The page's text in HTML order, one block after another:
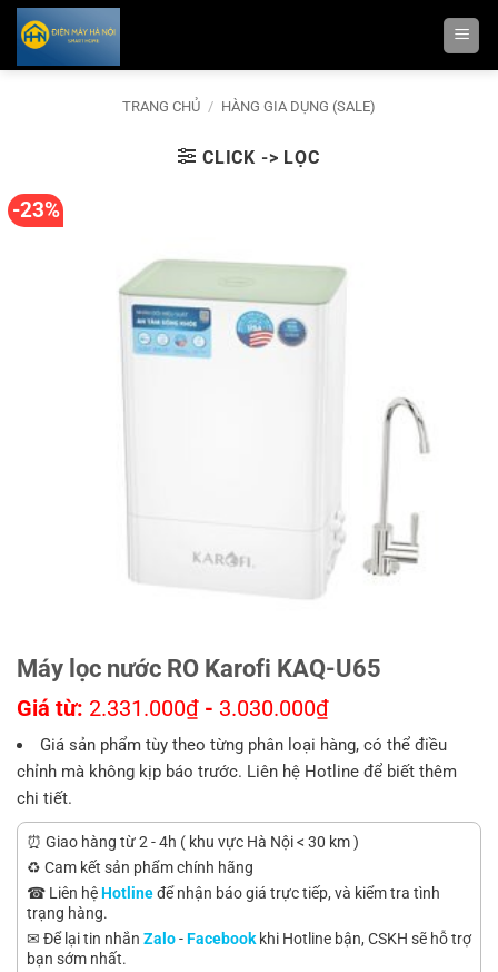
Bỏ
qua
nội
TRANG CHỦ / HÀNG GIA DỤNG (SALE)
CLICK -> LỌC
-23%
Máy lọc nước RO Karofi KAQ-U65
Giá từ: 2.331.000₫ - 3.030.000₫
Giá sản phẩm tùy theo từng phân loại hàng, có thể điều
chỉnh mà không kịp báo trước. Liên hệ Hotline để biết thêm
chi tiết.
⏰ Giao hàng từ 2 - 4h ( khu vực Hà Nội < 30 km )
♻️ Cam kết sản phẩm chính hãng
☎ Liên hệHotlineđể nhận báo giá trực tiếp, và kiểm tra tình
trạng hàng.
✉ Để lại tin nhắn Zalo-Facebook khi Hotline bận, CSKH sẽ hỗ trợ
bạn sớm nhất.